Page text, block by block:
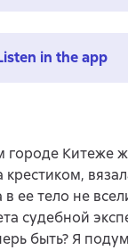
in the app
городе Китеже
ее тело не
судебной
быть? Я